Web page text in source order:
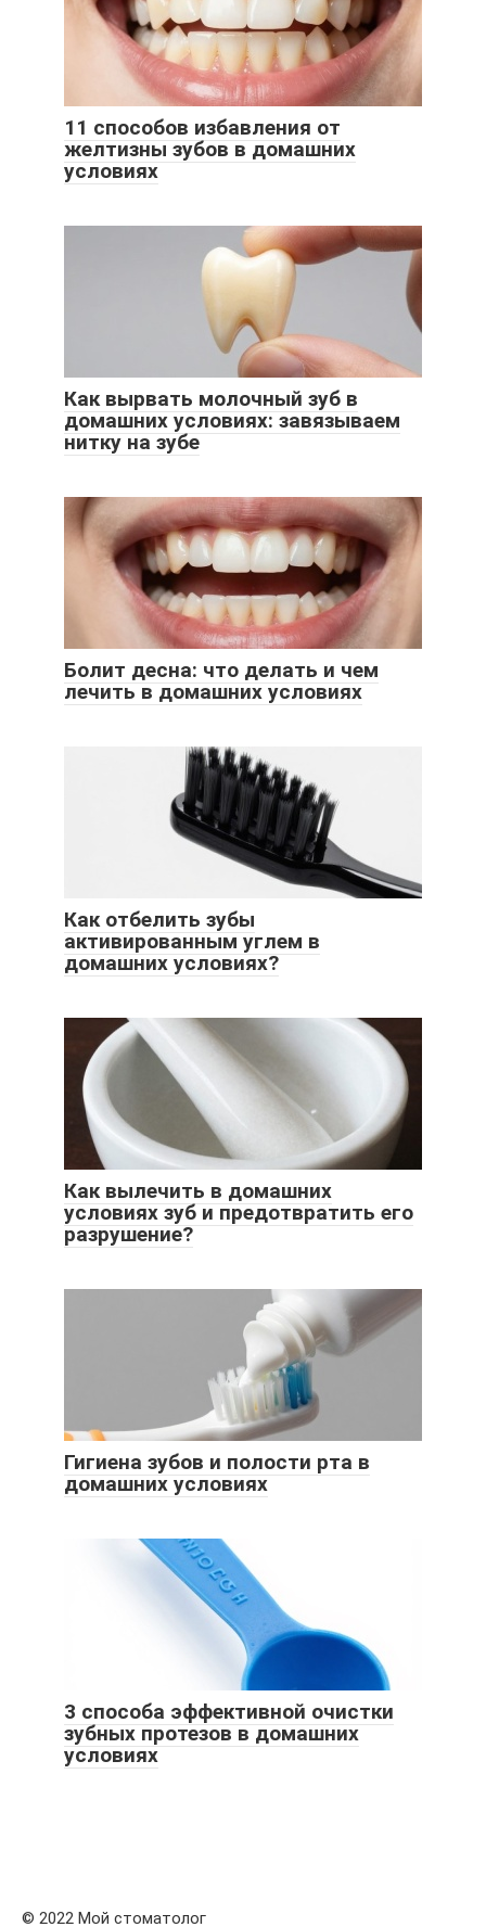
11 способов избавления от
желтизны зубов в домашних
условиях
Как вырвать молочный зуб в
домашних условиях: завязываем
нитку на зубе
Болит десна: что делать и чем
лечить в домашних условиях
Как отбелить зубы
активированным углем в
домашних условиях?
Как вылечить в домашних
условиях зуб и предотвратить его
разрушение?
Гигиена зубов и полости рта в
домашних условиях
3 способа эффективной очистки
зубных протезов в домашних
условиях
© 2022 Мой стоматолог